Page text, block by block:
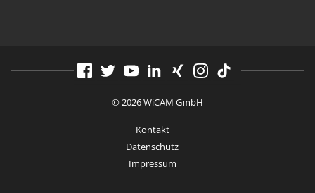
© 2026 WiCAM GmbH
Kontakt
Datenschutz
Impressum